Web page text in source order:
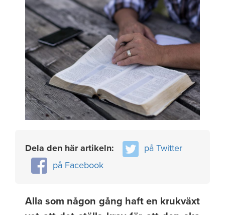
Dela den här artikeln:
på Twitter
på Facebook
Alla som någon gång haft en krukväxt